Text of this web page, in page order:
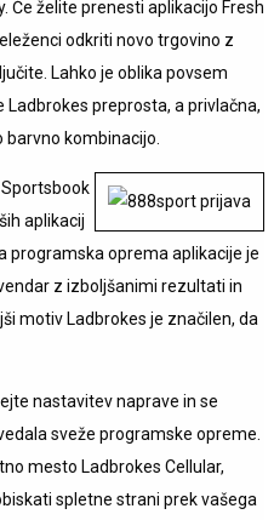
Če želite prenesti aplikacijo Fresh
odkriti novo trgovino z
Lahko je oblika povsem
preprosta, a privlačna,
kombinacijo.
aplikacij
programska oprema aplikacije je
z izboljšanimi rezultati in
motiv Ladbrokes je značilen, da
nastavitev naprave in se
sveže programske opreme.
mesto Ladbrokes Cellular,
spletne strani prek vašega